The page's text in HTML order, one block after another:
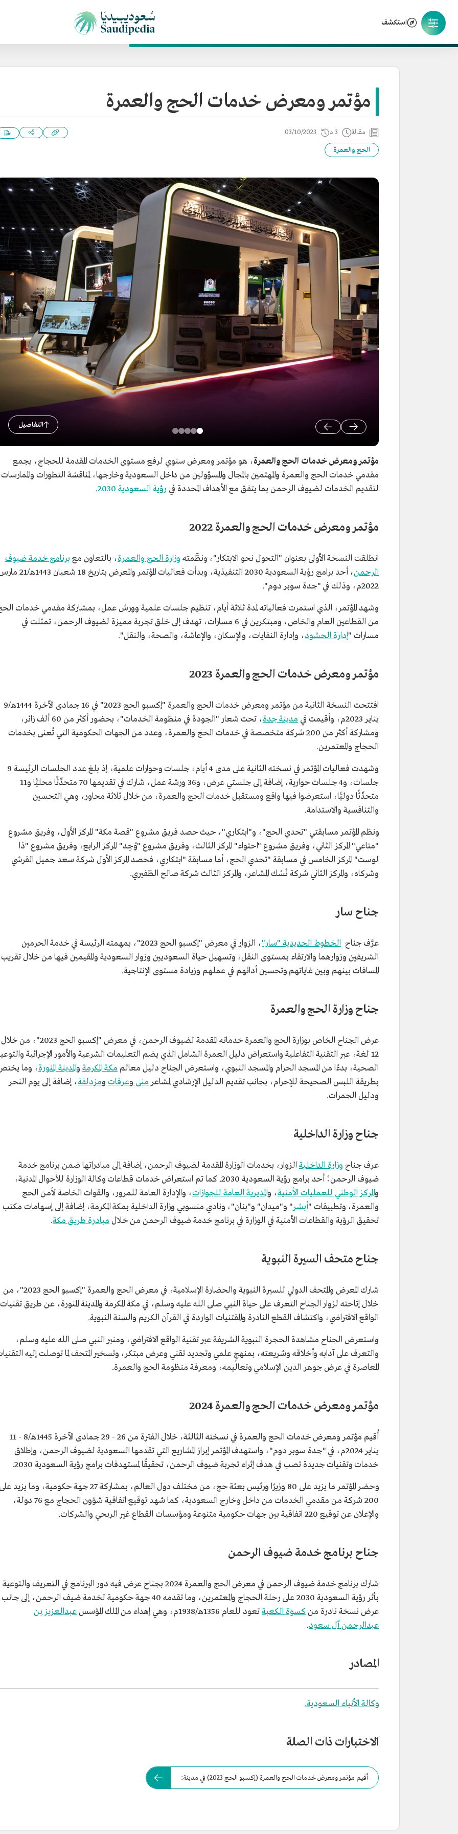
استكشف
مؤتمر ومعرض خدمات الحج والعمرة
مقالة 3 د 03/10/2023
الحج والعمرة
التفاصيل
مؤتمر ومعرض خدمات الحج والعمرة، هو مؤتمر ومعرض سنوي لرفع مستوى الخدمات المقدمة للحجاج، يجمع
مقدمي خدمات الحج والعمرة والمهتمين بالمجال والمسؤولين من داخل السعودية وخارجها، لمناقشة التطورات والممارسات
لتقديم الخدمات لضيوف الرحمن بما يتفق مع الأهداف المحددة في رؤية السعودية 2030 .
مؤتمر ومعرض خدمات الحج والعمرة 2022
انطلقت النسخة الأولى بعنوان "التحول نحو الابتكار"، ونظّمته وزارة الحج والعمرة، بالتعاون مع برنامج خدمة ضيوف
الرحمن
، أحد برامج رؤية السعودية 2030 التنفيذية، وبدأت فعاليات المؤتمر والمعرض بتاريخ 18
2022م، وذلك في "جدة سوبر دوم".
وشهد المؤتمر، الذي استمرت فعالياته لمدة ثلاثة أيام، تنظيم جلسات علمية وورش عمل، بمشاركة مقدمي خدمات
من القطاعين العام والخاص، ومبتكرين في 6 مسارات، تهدف إلى خلق تجربة مميزة لضيوف الرحمن، تمثلت في
مسارات "إدارة الحشود، وإدارة النفايات، والإسكان، والإعاشة، والصحة، والنقل".
مؤتمر ومعرض خدمات الحج والعمرة 2023
افتتحت النسخة الثانية من مؤتمر ومعرض خدمات الحج والعمرة "إكسبو الحج 2023" في 16 جمادى الآخرة 1444هـ/9
يناير 2023م، وأقيمت في
مدينة جدة
، تحت شعار "الجودة في منظومة الخدمات"، بحضور أكثر من 60 ألف زائر،
ومشاركة أكثر من 200 شركة متخصصة في خدمات الحج والعمرة، وعدد من الجهات الحكومية التي تُعنى بخدمات
الحجاج والمعتمرين.
وشهدت فعاليات المؤتمر في نسخته الثانية على مدى 4 أيام، جلسات وحوارات علمية، إذ بلغ عدد الجلسات الرئيسة 9
جلسات، و4 جلسات حوارية، إضافة إلى جلستي عرض، و36 ورشة عمل، شارك في تقديمها 70 متحدِّثًا محليًّا و11
متحدِّثًا دوليًّا، استعرضوا فيها واقع ومستقبل خدمات الحج والعمرة، من خلال ثلاثة محاور، وهي التحسين
والتنافسية والاستدامة.
ونظم المؤتمر مسابقتي "تحدي الحج"، و"ابتكاري"، حيث حصد فريق مشروع "قصة مكة" المركز الأول، وفريق مشروع
"متاعي" المركز الثاني، وفريق مشروع "احتواء" المركز الثالث، وفريق مشروع "وُجِد" المركز الرابع، وفريق مشروع "ذا
لوست" المركز الخامس في مسابقة "تحدي الحج، أما مسابقة "ابتكاري، فحصد المركز الأول شركة سعد جميل القرشي
وشركاه، والمركز الثاني شركة نُسُك المشاعر، والمركز الثالث شركة صالح الظفيري.
جناح سار
عرَّف جناح الخطوط الحديدية "سار"
، الزوار في معرض "إكسبو الحج 2023"، بمهمته الرئيسة في خدمة الحرمين
الشريفين وزوارهما والارتقاء بمستوى النقل، وتسهيل حياة السعوديين وزوار السعودية والمقيمين فيها من خلال تقريب
المسافات بينهم وبين غاياتهم وتحسين أدائهم في عملهم وزيادة مستوى الإنتاجية.
جناح وزارة الحج والعمرة
عرض الجناح الخاص بوزارة الحج والعمرة خدماته المقدمة لضيوف الرحمن، في معرض "إكسبو الحج 2023"، من خلال
12 لغة، عبر التقنية التفاعلية واستعراض دليل العمرة الشامل الذي يضم التعليمات الشرعية والأمور الإجرائية
الصحية، بدءًا من المسجد الحرام والمسجد النبوي، واستعرض الجناح دليل معالم مكة المكرمة والمدينة المنورة، وما
بطريقة اللبس الصحيحة للإحرام، بجانب تقديم الدليل الإرشادي لمشاعر منى وعرفات ومزدلفة، إضافة إلى يوم النحر
ودليل الجمرات.
جناح وزارة الداخلية
عرف جناح وزارة الداخلية الزوار، بخدمات الوزارة المقدمة لضيوف الرحمن، إضافة إلى مبادراتها ضمن برنامج خدمة
ضيوف الرحمن؛ أحد برامج رؤية السعودية 2030. كما تم استعراض خدمات قطاعات وكالة الوزارة للأحوال المدنية،
والمركز الوطني للعمليات الأمنية، والمديرية العامة للجوازات، والإدارة العامة للمرور، والقوات الخاصة لأمن الحج
والعمرة، وتطبيقات "أبشر" و"ميدان" و"بنان"، ونادي منسوبي وزارة الداخلية بمكة المكرمة، إضافة إلى إسهامات مكتب
تحقيق الرؤية والقطاعات الأمنية في الوزارة في برنامج خدمة ضيوف الرحمن من خلال مبادرة طريق مكة.
جناح متحف السيرة النبوية
شارك المعرض والمتحف الدولي للسيرة النبوية والحضارة الإسلامية، في معرض الحج والعمرة "إكسبو الحج 2023"، من
خلال إتاحته لزوار الجناح التعرف على حياة النبي صلى الله عليه وسلم، في مكة المكرمة والمدينة المنورة، عن طريق تقنيات
الواقع الافتراضي، واكتشاف القطع النادرة والمقتنيات الواردة في القرآن الكريم والسنة النبوية.
واستعرض الجناح مشاهدة الحجرة النبوية الشريفة عبر تقنية الواقع الافتراضي، ومنبر النبي صلى الله عليه وسلم،
والتعرف على آدابه وأخلاقه وشريعته، بمنهجٍ علمي وتجديد تقني وعرض مبتكر، وتسخير المتحف لما توصلت إليه
المعاصرة في عرض جوهر الدين الإسلامي وتعاليمه، ومعرفة منظومة الحج والعمرة.
مؤتمر ومعرض خدمات الحج والعمرة 2024
أُقيم مؤتمر ومعرض خدمات الحج والعمرة في نسخته الثالثة، خلال الفترة من 26 - 29 جمادى الآخرة 1445هـ/8 - 11
يناير 2024م، في "جدة سوبر دوم"، واستهدف المؤتمر إبراز المشاريع التي تقدمها السعودية لضيوف الرحمن، وإطلاق
خدمات وتقنيات جديدة تصب في هدف إثراء تجربة ضيوف الرحمن، تحقيقًا لمستهدفات برامج رؤية السعودية 2030.
وحضر المؤتمر ما يزيد على 80 وزيرًا ورئيس بعثة حج، من مختلف دول العالم، بمشاركة 27 جهة حكومية، وما يزيد
200 شركة من مقدمي الخدمات من داخل وخارج السعودية، كما شهد توقيع اتفاقية شؤون الحجاج مع 76 دولة،
والإعلان عن توقيع 220 اتفاقية بين جهات حكومية متنوعة ومؤسسات القطاع غير الربحي والشركات.
جناح برنامج خدمة ضيوف الرحمن
شارك برنامج خدمة ضيوف الرحمن في معرض الحج والعمرة 2024 بجناح عرض فيه دور البرنامج في التعريف والتوعية
بأثر رؤية السعودية 2030 على رحلة الحجاج والمعتمرين، وما تقدمه 40 جهة حكومية لخدمة ضيف الرحمن، إلى جانب
عرض نسخة نادرة من كسوة الكعبةتعود للعام 1356هـ/1938م، وهي إهداء من الملك المؤسس
عبدالعزيز بن
عبدالرحمن آل سعود.
المصادر
وكالة الأنباء السعودية.
الاختبارات ذات الصلة
أقيم مؤتمر ومعرض خدمات الحج والعمرة (إكسبو الحج 2023) في مدينة: